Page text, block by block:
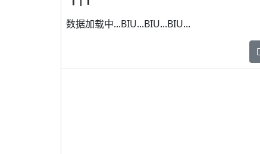
数据加载中...BIU...BIU...BIU...